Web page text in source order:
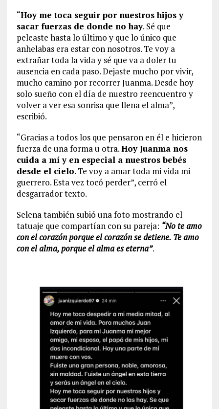
“Hoy me toca seguir por nuestros hijos y
sacar fuerzas de donde no hay. Sé que
peleaste hasta lo último y que lo único que
anhelabas era estar con nosotros. Te voy a
extrañar toda la vida y sé que va a doler tu
ausencia en cada paso. Dejaste mucho por vivir,
mucho camino por recorrer Juanma. Desde hoy
solo sueño con el día de nuestro reencuentro y
volver a ver esa sonrisa que llena el alma”,
escribió.
“Gracias a todos los que pensaron en él e hicieron
fuerza de una forma u otra.Hoy Juanma nos
cuida a mí y en especial a nuestros bebés
desde el cielo. Te voy a amar toda mi vida mi
guerrero. Esta vez tocó perder”, cerró el
desgarrador texto.
Selena también subió una foto mostrando el
tatuaje que compartían con su pareja: “No te amo
con el corazón porque el corazón se detiene. Te amo
con el alma, porque el alma es eterna”.